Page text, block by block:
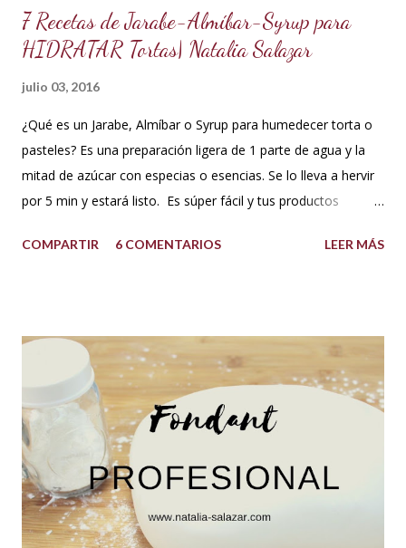
7 Recetas de Jarabe-Almíbar-Syrup para
HIDRATAR Tortas| Natalia Salazar
julio 03, 2016
¿Qué es un Jarabe, Almíbar o Syrup para humedecer torta o
pasteles? Es una preparación ligera de 1 parte de agua y la
mitad de azúcar con especias o esencias. Se lo lleva a hervir
por 5 min y estará listo. Es súper fácil y tus productos
USOS: Siempre que hacemos una torta cubierta
porque el producto estaba muy seco al salir del horno o
porque la receta era básica como suelen ser los bizcochuelos
de batido liviano como el Genovés, Angel cake, etc. Así tus
tortas y pasteles te quedarán húmedos y mucho más
sabrosos. Los jarabes pueden ser de diferentes sabores, de
acuerdo a los ingredientes que usemos. Aquí te comparto
una...
COMPARTIR 6 COMENTARIOS LEER MÁS